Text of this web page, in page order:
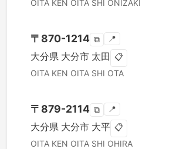
OITA KEN OITA SHI ONIZAKI
〒 870-1214 ⧉ 📍
大分県 大分市 太田 📋
OITA KEN OITA SHI OTA
〒 879-2114 ⧉ 📍
大分県 大分市 大平 📋
OITA KEN OITA SHI OHIRA